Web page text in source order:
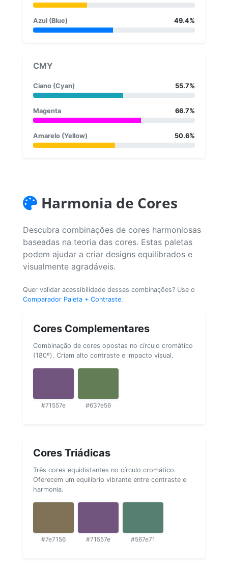
Azul (Blue) 49.4%
CMY
Ciano (Cyan) 55.7%
Magenta 66.7%
Amarelo (Yellow) 50.6%
Harmonia de Cores
Descubra combinações de cores harmoniosas
baseadas na teoria das cores. Estas paletas
podem ajudar a criar designs equilibrados e
visualmente agradáveis.
Quer validar acessibilidade dessas combinações? Use o
Comparador Paleta + Contraste.
Cores Complementares
Combinação de cores opostas no círculo cromático
(180º). Criam alto contraste e impacto visual.
#71557e #637e56
Cores Triádicas
Três cores equidistantes no círculo cromático.
Oferecem um equilíbrio vibrante entre contraste e
harmonia.
#7e7156 #71557e #567e71